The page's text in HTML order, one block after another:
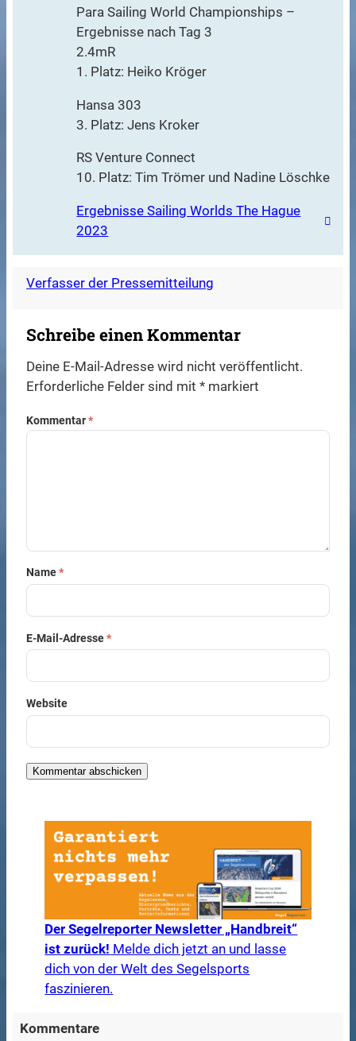
Para Sailing World Championships –
Ergebnisse nach Tag 3
2.4mR
1. Platz: Heiko Kröger
Hansa 303
3. Platz: Jens Kroker
RS Venture Connect
10. Platz: Tim Trömer und Nadine Löschke
Ergebnisse Sailing Worlds The Hague
2023
Verfasser der Pressemitteilung
Schreibe einen Kommentar
Deine E-Mail-Adresse wird nicht veröffentlicht.
Erforderliche Felder sind mit* markiert
Kommentar*
Name*
E-Mail-Adresse*
Website
Der Segelreporter Newsletter „Handbreit“
ist zurück! Melde dich jetzt an und lasse
dich von der Welt des Segelsports
faszinieren.
Kommentare